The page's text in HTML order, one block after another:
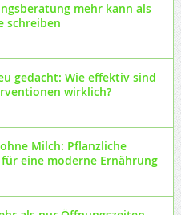
mehr kann als
schreiben
gedacht: Wie effektiv sind
wirklich?
Milch: Pflanzliche
eine moderne Ernährung